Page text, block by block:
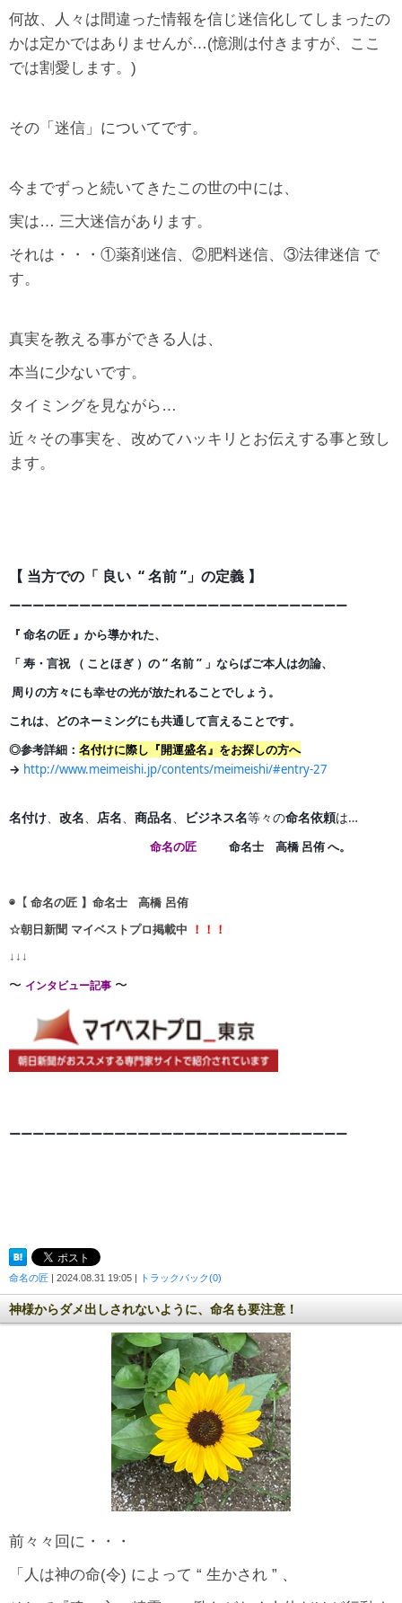
何故、人々は間違った情報を信じ迷信化してしまったの
かは定かではありませんが…(憶測は付きますが、ここ
では割愛します。)
その「迷信」についてです。
今までずっと続いてきたこの世の中には、
実は… 三大迷信があります。
それは・・・①薬剤迷信、②肥料迷信、③法律迷信 で
す。
真実を教える事ができる人は、
本当に少ないです。
タイミングを見ながら…
近々その事実を、 改めてハッキリとお伝えする事と致し
ます。
【 当方での「 良い “ 名前 ”」の定義 】
ーーーーーーーーーーーーーーーーーーーーーーーーーーーーー
『 命名の匠 』から導かれた、
「 寿・言祝 （ ことほぎ ）の“ 名前 ” 」ならばご本人は勿論、
周りの方々にも幸せの光が放たれることでしょう。
これは、どのネーミングにも共通して言えることです。
◎参考詳細： 名付けに際し『開運盛名』をお探しの方へ
→ http://www.meimeishi.jp/contents/meimeishi/#entry-27
名付け、 改名、 店名、 商品名、 ビジネス名等々の命名依頼は…
命名の匠 命名士 高橋 呂侑 へ。
◉【 命名の匠 】命名士 高橋 呂侑
☆朝日新聞 マイベストプロ掲載中
！！！
↓↓↓
〜 インタビュー記事 〜
ーーーーーーーーーーーーーーーーーーーーーーーーーーーーー
命名の匠 | 2024.08.31 19:05 | トラックバック(0)
神様からダメ出しされないように、命名も要注意！
前々々回に・・・
「人は神の命(令) によって “ 生かされ ” 、